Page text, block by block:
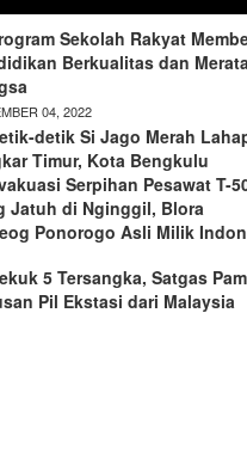
Sekolah Rakyat
Berkualitas dan
04, 2022
detik Si Jago Merah
Timur, Kota Bengkulu
Serpihan Pesawat T-
Jatuh di Nginggil, Blora
Ponorogo Asli Milik
5 Tersangka, Satgas
Pil Ekstasi dari Malaysia